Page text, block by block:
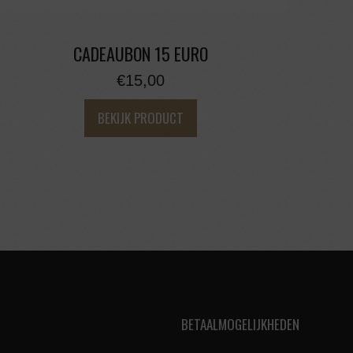
CADEAUBON 15 EURO
€15,00
BEKIJK PRODUCT
BETAALMOGELIJKHEDEN